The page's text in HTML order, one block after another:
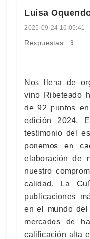
Luisa
2025-09-24 16:05:41
Respuestas : 9
Nos llena de
vino Ribeteado
de 92 puntos
edición 2024.
testimonio del
ponemos en
elaboración de
nuestro
calidad. La
publicaciones
en el mundo del
mercados de
calificación alta